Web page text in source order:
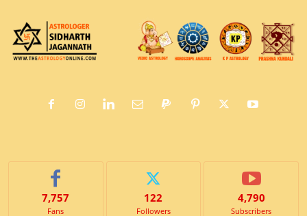
7,757
Fans
122
Followers
4,790
Subscribers